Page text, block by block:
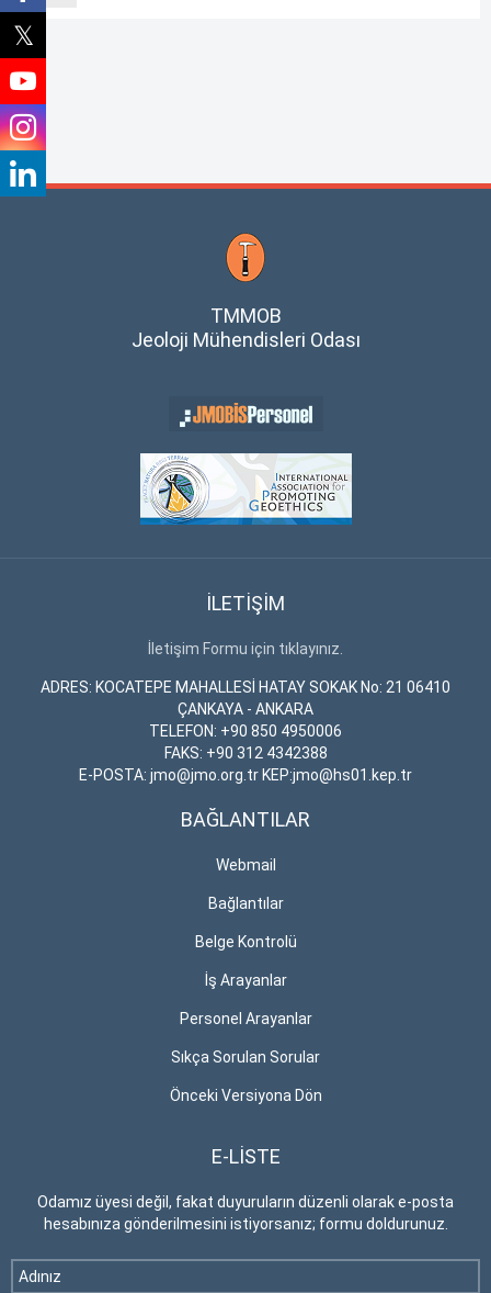
TMMOB
Jeoloji Mühendisleri Odası
İLETİŞİM
İletişim Formu için tıklayınız.
ADRES: KOCATEPE MAHALLESİ HATAY SOKAK No: 21 06410
ÇANKAYA - ANKARA
TELEFON: +90 850 4950006
FAKS: +90 312 4342388
E-POSTA: jmo@jmo.org.tr KEP:jmo@hs01.kep.tr
BAĞLANTILAR
Webmail
Bağlantılar
Belge Kontrolü
İş Arayanlar
Personel Arayanlar
Sıkça Sorulan Sorular
Önceki Versiyona Dön
E-LİSTE
Odamız üyesi değil, fakat duyuruların düzenli olarak e-posta
hesabınıza gönderilmesini istiyorsanız; formu doldurunuz.